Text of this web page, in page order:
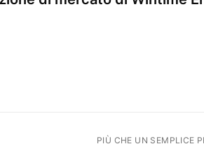
PIÙ CHE UN SEMPLICE